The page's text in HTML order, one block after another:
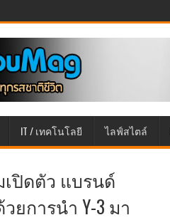
IT / เทคโนโลยี ไลฟ์สไตล์
มเปิดตัว แบรนด์
วยการนำ Y-3 มา